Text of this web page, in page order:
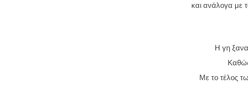
και ανάλογα με
Η γη
Με το τέλος